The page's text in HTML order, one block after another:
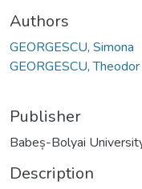
Authors
GEORGESCU, Simona
GEORGESCU, Theodor
Publisher
Babeș-Bolyai
Description